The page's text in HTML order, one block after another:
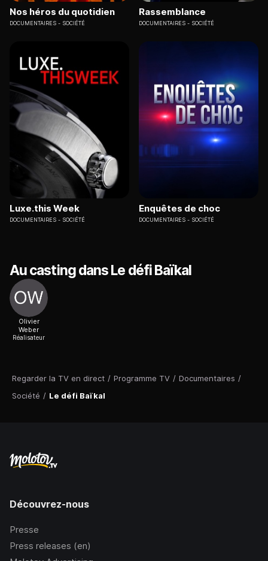
Regarder la TV en direct / Programme TV / Documentaires /
Société / Le défi Baïkal
Nos héros du quotidien
DOCUMENTAIRES SOCIÉTÉ
Rassemblance
DOCUMENTAIRES SOCIÉTÉ
Luxe.this Week
DOCUMENTAIRES SOCIÉTÉ
Enquêtes de choc
DOCUMENTAIRES SOCIÉTÉ
Au casting dans Le défi Baïkal
Olivier
Weber
Réalisateur
Découvrez-nous
Presse
Press releases (en)